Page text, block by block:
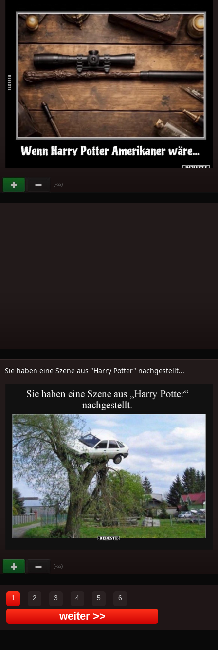
(+22)
Sie haben eine Szene aus "Harry Potter" nachgestellt...
(+22)
1 2 3 4 5 6
weiter >>